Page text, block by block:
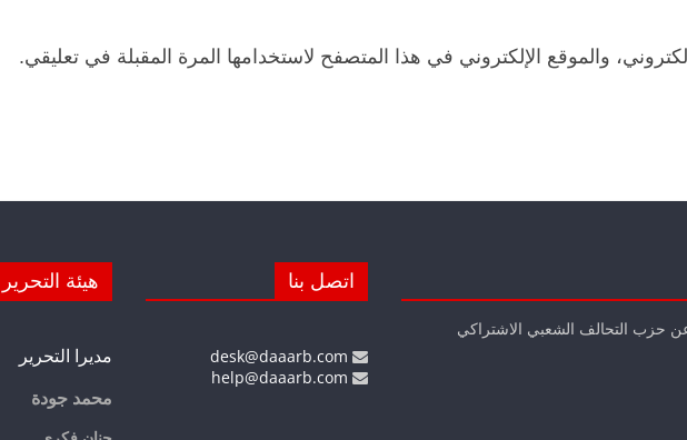
والموقع الإلكتروني في هذا المتصفح لاستخدامها المرة المقبلة في تعليقي.
حزب التحالف الشعبي الاشتراكي
اتصل بنا هيئة التحرير
مديرا التحرير
محمد جودة